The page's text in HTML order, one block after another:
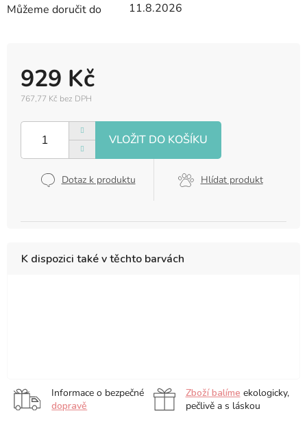
Můžeme doručit do
11.8.2026
929 Kč
767,77 Kč bez DPH
cena:
Dotaz k produktu Hlídat produkt
K dispozici také v těchto barvách
ks
ks
18
24
ks
30
ks
Holbein
5ml,
sada
Holbein
5ml,
sada
Informace o bezpečné
dopravě
Zboží balíme ekologicky,
pečlivě a s láskou